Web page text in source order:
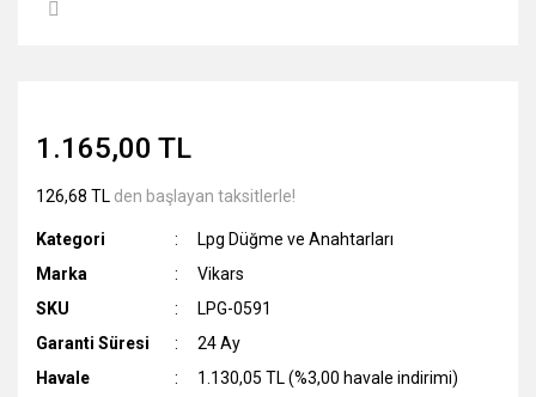
1.165,00 TL
126,68 TL den başlayan taksitlerle!
Kategori
Lpg Düğme ve Anahtarları
Marka
Vikars
SKU
LPG-0591
Garanti Süresi
24 Ay
Havale
1.130,05 TL (%3,00 havale indirimi)